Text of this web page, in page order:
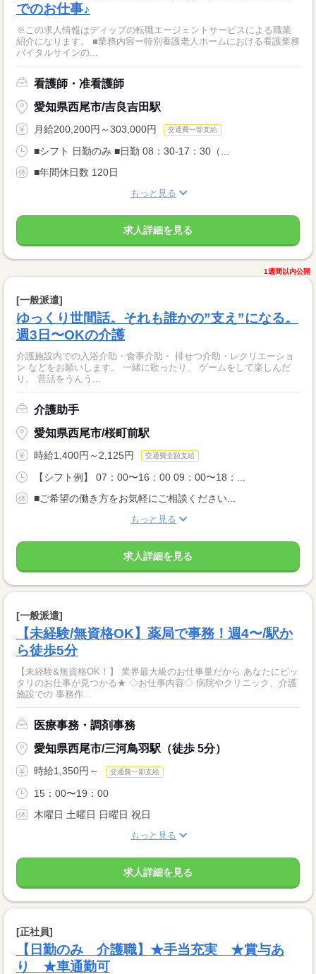
でのお仕事♪
※この求人情報はディップの転職エージェントサービスによる職業
紹介になります。 ■業務内容ー特別養護老人ホームにおける看護業務
バイタルサインの...
看護師・准看護師
愛知県西尾市/吉良吉田駅
月給200,200円～303,000円 交通費一部支給
■シフト 日勤のみ ■日勤 08：30-17：30（...
■年間休日数 120日
もっと見る
求人詳細を見る
1週間以内公開
[一般派遣]
ゆっくり世間話。それも誰かの”支え”になる。
週3日〜OKの介護
介護施設内での入浴介助・食事介助・ 排せつ介助・レクリエーショ
ン などをお願いします。 一緒に歌ったり、 ゲームをして楽しんだ
り、 昔話をうんう...
介護助手
愛知県西尾市/桜町前駅
時給1,400円～2,125円 交通費全額支給
【シフト例】 07：00〜16：00 09：00〜18：...
■ご希望の働き方をお気軽にご相談ください...
もっと見る
求人詳細を見る
[一般派遣]
【未経験/無資格OK】薬局で事務！週4〜/駅か
ら徒歩5分
【未経験&無資格OK！】 業界最大級のお仕事量だから あなたにピッ
タリのお仕事が見つかる★ ◇お仕事内容◇ 病院やクリニック、介護
施設での 事務作...
医療事務・調剤事務
愛知県西尾市/三河鳥羽駅（徒歩 5分）
時給1,350円～ 交通費一部支給
15：00〜19：00
木曜日 土曜日 日曜日 祝日
もっと見る
求人詳細を見る
[正社員]
【日勤のみ 介護職】★手当充実 ★賞与あ
り ★車通勤可